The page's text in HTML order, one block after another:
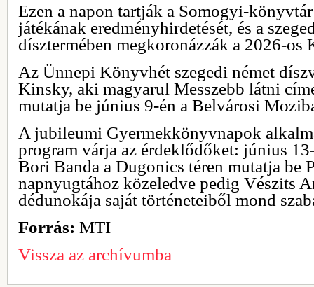
Ezen a napon tartják a Somogyi-
játékának eredményhirdetését, és a
dísztermében megkoronázzák a 2026-
Az Ünnepi Könyvhét szegedi német
Kinsky, aki magyarul Messzebb látni
mutatja be június 9-én a Belvárosi
A jubileumi Gyermekkönyvnapok
program várja az érdeklődőket: június
Bori Banda a Dugonics téren mutatja be
napnyugtához közeledve pedig Vészits
dédunokája saját történeteiből mond
Forrás: MTI
Vissza az archívumba